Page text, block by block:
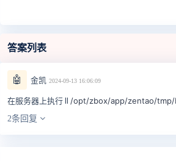
答案列表
🤖 金凯 2024-09-13 16:06:09
在服务器上执行 ll /opt/zbox/app/zentao/tmp/
2条回复